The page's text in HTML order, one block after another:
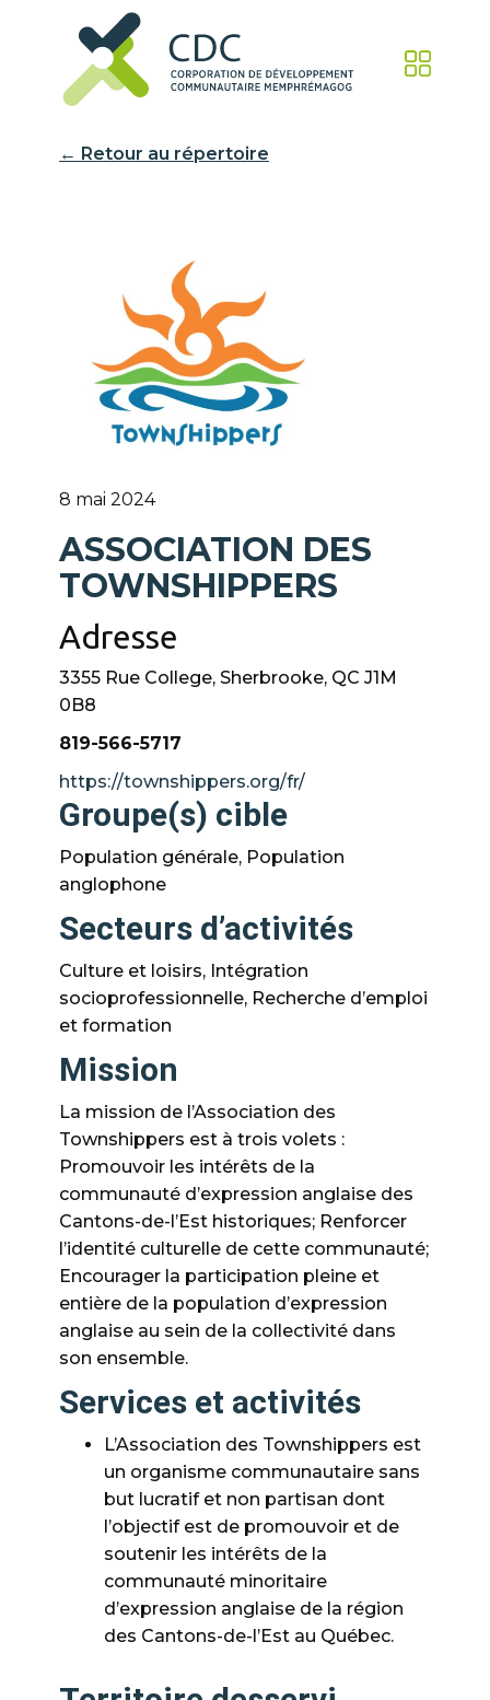
← Retour au répertoire
8 mai 2024
ASSOCIATION DES
TOWNSHIPPERS
Adresse
3355 Rue College, Sherbrooke, QC J1M
0B8
819-566-5717
https://townshippers.org/fr/
Groupe(s) cible
Population générale, Population
anglophone
Secteurs d’activités
Culture et loisirs, Intégration
socioprofessionnelle, Recherche d’emploi
et formation
Mission
La mission de l’Association des
Townshippers est à trois volets :
Promouvoir les intérêts de la
communauté d’expression anglaise des
Cantons-de-l’Est historiques; Renforcer
l’identité culturelle de cette communauté;
Encourager la participation pleine et
entière de la population d’expression
anglaise au sein de la collectivité dans
son ensemble.
Services et activités
L’Association des Townshippers est
un organisme communautaire sans
but lucratif et non partisan dont
l’objectif est de promouvoir et de
soutenir les intérêts de la
communauté minoritaire
d’expression anglaise de la région
des Cantons-de-l’Est au Québec.